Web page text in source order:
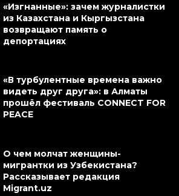
«Изгнанные»: зачем журналистки
из Казахстана и Кыргызстана
возвращают память о
депортациях
«В турбулентные времена важно
видеть друг друга»: в Алматы
прошёл фестиваль CONNECT FOR
PEACE
О чем молчат женщины-
мигрантки из Узбекистана?
Рассказывает редакция
Migrant.uz